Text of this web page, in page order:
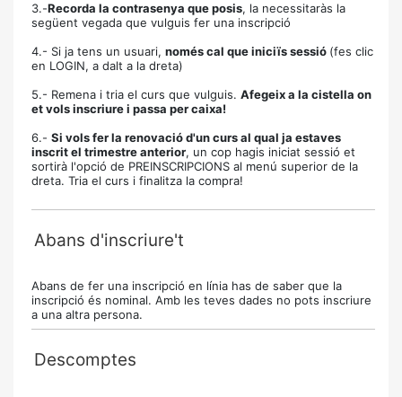
3.-Recorda la contrasenya que posis, la necessitaràs la
següent vegada que vulguis fer una inscripció
4.- Si ja tens un usuari, només cal que iniciïs sessió (fes clic
en LOGIN, a dalt a la dreta)
5.- Remena i tria el curs que vulguis. Afegeix a la cistella on
et vols inscriure i passa per caixa!
6.- Si vols fer la renovació d'un curs al qual ja estaves
inscrit el trimestre anterior, un cop hagis iniciat sessió et
sortirà l'opció de PREINSCRIPCIONS al menú superior de la
dreta. Tria el curs i finalitza la compra!
Abans d'inscriure't
Abans de fer una inscripció en línia has de saber que la
inscripció és nominal. Amb les teves dades no pots inscriure
a una altra persona.
Descomptes